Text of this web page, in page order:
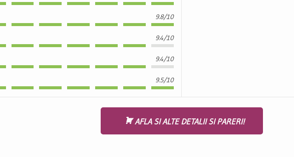
9.8/10
9.4/10
9.4/10
9.5/10
AFLA SI ALTE DETALII SI PARERI!